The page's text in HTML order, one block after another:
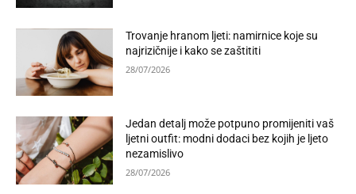
Trovanje hranom ljeti: namirnice koje su
najrizičnije i kako se zaštititi
28/07/2026
Jedan detalj može potpuno promijeniti vaš
ljetni outfit: modni dodaci bez kojih je ljeto
nezamislivo
28/07/2026